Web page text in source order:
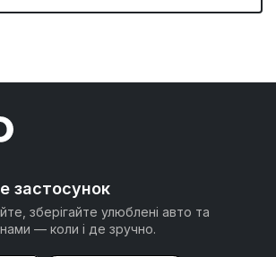
застосунок
зберігайте улюблені авто та
— коли і де зручно.